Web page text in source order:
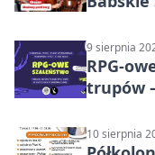
9 sierpnia
RPG-
trupów
10 sierpnia